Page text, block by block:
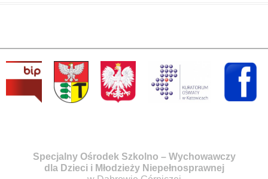
Specjalny Ośrodek Szkolno – Wychowawczy
dla Dzieci i Młodzieży Niepełnosprawnej